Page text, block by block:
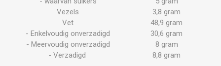
Vezels
3,8 gram
Vet
48,9 gram
- Enkelvoudig onverzadigd
30,6 gram
- Meervoudig onverzadigd
8 gram
- Verzadigd
8,8 gram